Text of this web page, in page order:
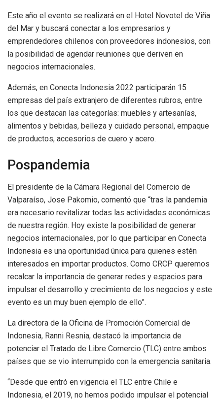
Este año el evento se realizará en el Hotel Novotel de Viña
del Mar y buscará conectar a los empresarios y
emprendedores chilenos con proveedores indonesios, con
la posibilidad de agendar reuniones que deriven en
negocios internacionales.
Además, en Conecta Indonesia 2022 participarán 15
empresas del país extranjero de diferentes rubros, entre
los que destacan las categorías: muebles y artesanías,
alimentos y bebidas, belleza y cuidado personal, empaque
de productos, accesorios de cuero y acero.
Pospandemia
El presidente de la Cámara Regional del Comercio de
Valparaíso, Jose Pakomio, comentó que “tras la pandemia
era necesario revitalizar todas las actividades económicas
de nuestra región. Hoy existe la posibilidad de generar
negocios internacionales, por lo que participar en Conecta
Indonesia es una oportunidad única para quienes estén
interesados en importar productos. Como CRCP queremos
recalcar la importancia de generar redes y espacios para
impulsar el desarrollo y crecimiento de los negocios y este
evento es un muy buen ejemplo de ello”.
La directora de la Oficina de Promoción Comercial de
Indonesia, Ranni Resnia, destacó la importancia de
potenciar el Tratado de Libre Comercio (TLC) entre ambos
países que se vio interrumpido con la emergencia sanitaria.
“Desde que entró en vigencia el TLC entre Chile e
Indonesia, el 2019, no hemos podido impulsar el potencial